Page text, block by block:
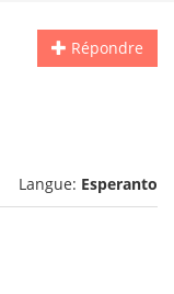
Répondre
Langue: Esperanto